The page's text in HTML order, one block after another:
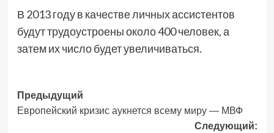
В 2013 году в качестве личных ассистентов
будут трудоустроены около 400 человек, а
затем их число будет увеличиваться.
Навигация
записи
Предыдущий
Европейский кризис аукнется всему миру — МВФ
Следующий: